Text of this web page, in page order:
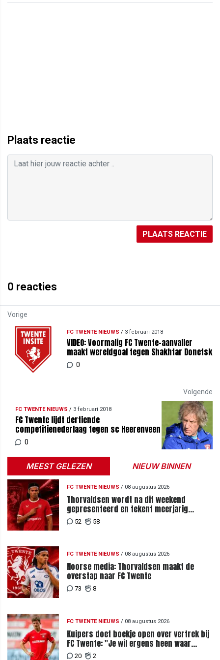
Plaats reactie
PLAATS REACTIE
0 reacties
Vorige
FC TWENTE NIEUWS / 3 februari 2018
VIDEO: Voormalig FC Twente-aanvaller
maakt wereldgoal tegen Shakhtar Donetsk
0
Volgende
FC TWENTE NIEUWS / 3 februari 2018
FC Twente lijdt dertiende
competitienederlaag tegen sc Heerenveen
0
MEEST GELEZEN NIEUW BINNEN
FC TWENTE NIEUWS / 08 augustus 2026
Thorvaldsen wordt na dit weekend
gepresenteerd en tekent meerjarig
contract bij FC Twente
52 58
FC TWENTE NIEUWS / 08 augustus 2026
Noorse media: Thorvaldsen maakt de
overstap naar FC Twente
73 8
FC TWENTE NIEUWS / 08 augustus 2026
Kuipers doet boekje open over vertrek bij
FC Twente: "Je wil ergens heen waar
mensen je waarderen"
20 2